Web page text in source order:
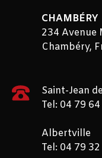
CHAMBÉRY
234 Avenue
Chambéry,
Saint-Jean
Tel: 04 79
Albertville
Tel: 04 79